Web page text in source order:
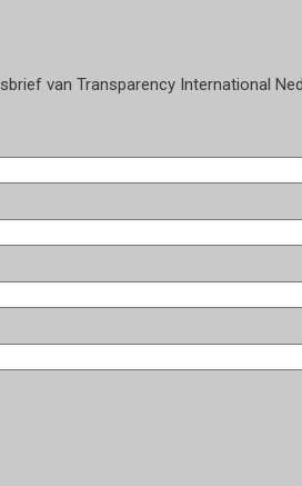
van Transparency International